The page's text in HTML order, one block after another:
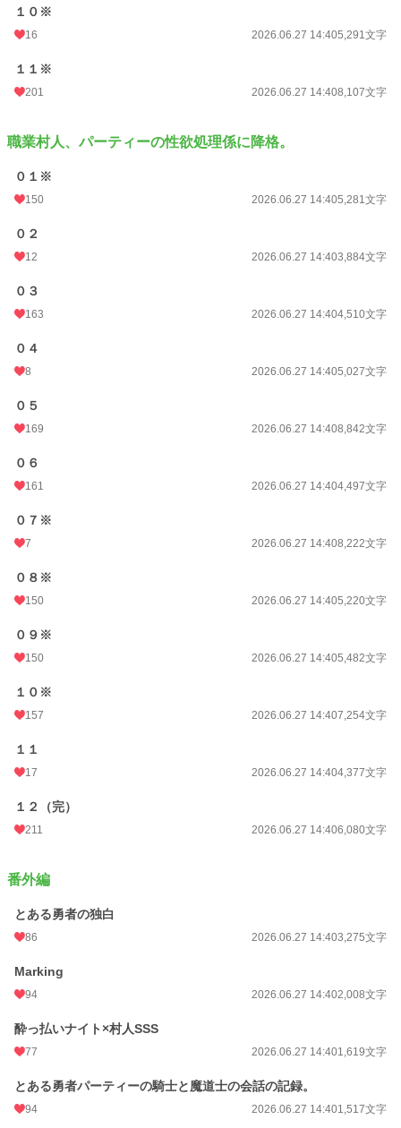
１０※
16 2026.06.27 14:405,291文字
１１※
201 2026.06.27 14:408,107文字
職業村人、パーティーの性欲処理係に降格。
０１※
150 2026.06.27 14:405,281文字
０２
12 2026.06.27 14:403,884文字
０３
163 2026.06.27 14:404,510文字
０４
8 2026.06.27 14:405,027文字
０５
169 2026.06.27 14:408,842文字
０６
161 2026.06.27 14:404,497文字
０７※
7 2026.06.27 14:408,222文字
０８※
150 2026.06.27 14:405,220文字
０９※
150 2026.06.27 14:405,482文字
１０※
157 2026.06.27 14:407,254文字
１１
17 2026.06.27 14:404,377文字
１２（完）
211 2026.06.27 14:406,080文字
番外編
とある勇者の独白
86 2026.06.27 14:403,275文字
Marking
94 2026.06.27 14:402,008文字
酔っ払いナイト×村人SSS
77 2026.06.27 14:401,619文字
とある勇者パーティーの騎士と魔道士の会話の記録。
94 2026.06.27 14:401,517文字